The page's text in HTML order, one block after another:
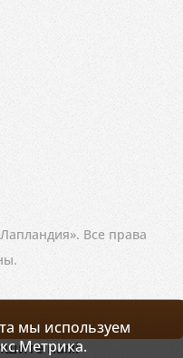
Все права
мы используем
нам!